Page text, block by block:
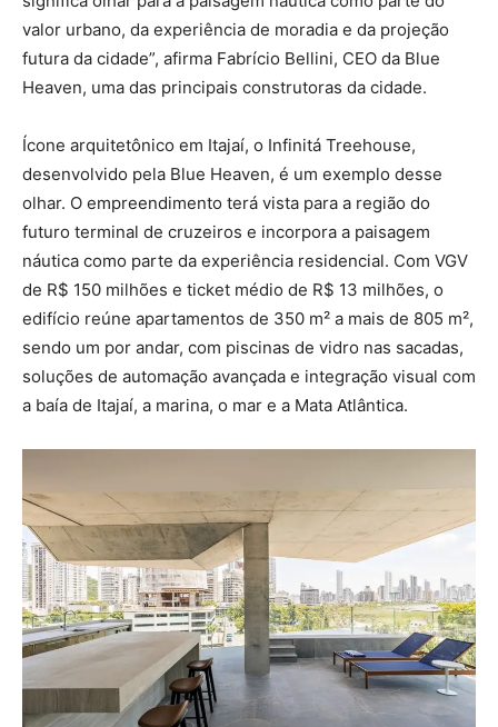
valor urbano, da experiência de moradia e da projeção
futura da cidade”, afirma Fabrício Bellini, CEO da Blue
Heaven, uma das principais construtoras da cidade.
Ícone arquitetônico em Itajaí, o Infinitá Treehouse,
desenvolvido pela Blue Heaven, é um exemplo desse
olhar. O empreendimento terá vista para a região do
futuro terminal de cruzeiros e incorpora a paisagem
náutica como parte da experiência residencial. Com VGV
de R$ 150 milhões e ticket médio de R$ 13 milhões, o
edifício reúne apartamentos de 350 m² a mais de 805 m²,
sendo um por andar, com piscinas de vidro nas sacadas,
soluções de automação avançada e integração visual com
a baía de Itajaí, a marina, o mar e a Mata Atlântica.